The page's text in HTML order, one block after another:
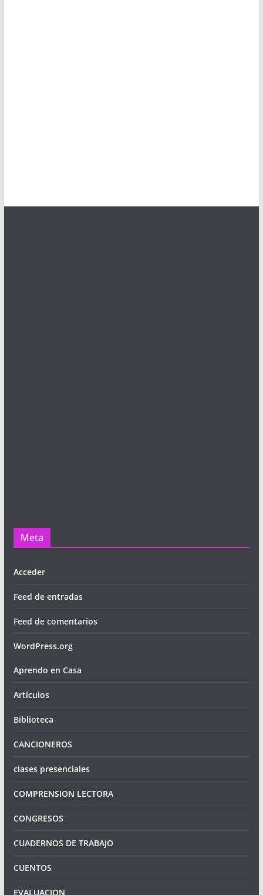
Meta
Acceder
Feed de entradas
Feed de comentarios
WordPress.org
Aprendo en Casa
Artículos
Biblioteca
CANCIONEROS
clases presenciales
COMPRENSION LECTORA
CONGRESOS
CUADERNOS DE TRABAJO
CUENTOS
EVALUACION